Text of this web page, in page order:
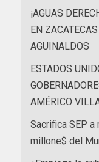
¡AGUAS
EN
AGUINALDOS
ESTADOS
AMÉRICO
Sacrifica SEP
millone$ del